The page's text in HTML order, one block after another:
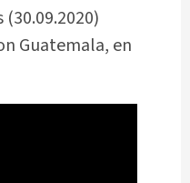
Guatemala, en